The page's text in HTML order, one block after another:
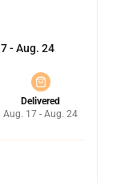
- Aug. 24
Delivered
Aug. 17 - Aug. 24